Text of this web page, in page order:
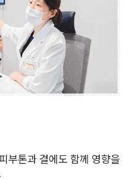
부톤과 결에도 함께 영향을